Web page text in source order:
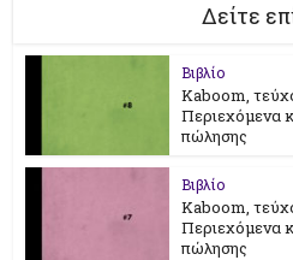
Δείτε
Βιβλίο
Kaboom,
Περιεχόμενα
πώλησης
Βιβλίο
Kaboom,
Περιεχόμενα
πώλησης